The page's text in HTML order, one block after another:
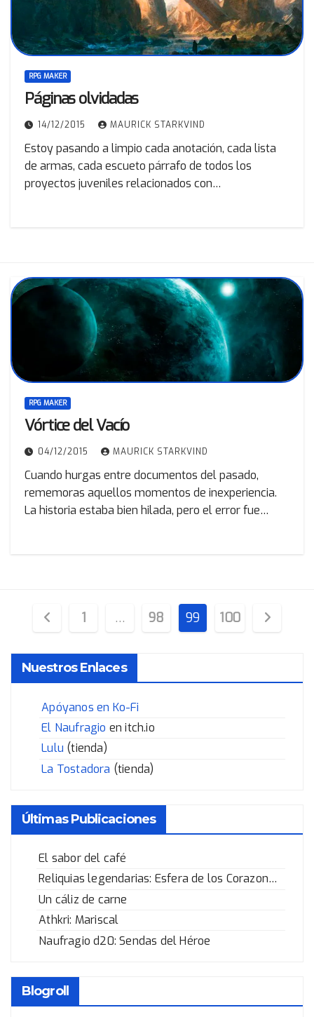
RPG MAKER
Páginas olvidadas
14/12/2015 MAURICK STARKVIND
Estoy pasando a limpio cada anotación, cada lista
de armas, cada escueto párrafo de todos los
proyectos juveniles relacionados con…
RPG MAKER
Vórtice del Vacío
04/12/2015 MAURICK STARKVIND
Cuando hurgas entre documentos del pasado,
rememoras aquellos momentos de inexperiencia.
La historia estaba bien hilada, pero el error fue…
Paginación
de
entradas
1 … 98 99 100
Nuestros Enlaces
Apóyanos en Ko-Fi
El Naufragio en itch.io
Lulu (tienda)
La Tostadora (tienda)
Últimas Publicaciones
El sabor del café
Reliquias legendarias: Esfera de los Corazones Rotos
Un cáliz de carne
Athkri: Mariscal
Naufragio d20: Sendas del Héroe
Blogroll